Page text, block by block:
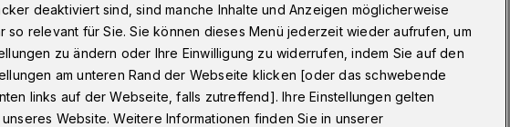
leitet den
Hochbarmen
deaktiviert sind, sind manche Inhalte und Anzeigen möglicherweise
so relevant für Sie. Sie können dieses Menü jederzeit wieder aufrufen, um
zu ändern oder Ihre Einwilligung zu widerrufen, indem Sie auf den
am unteren Rand der Webseite klicken [oder das schwebende
links auf der Webseite, falls zutreffend]. Ihre Einstellungen gelten
Website. Weitere Informationen finden Sie in unserer